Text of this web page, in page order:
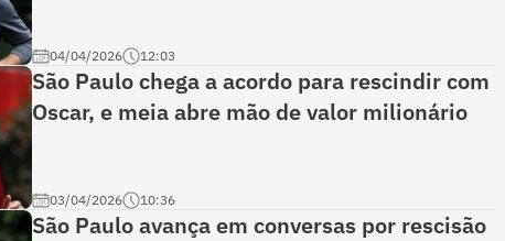
04/04/2026 12:03
São Paulo chega a acordo para rescindir com
Oscar, e meia abre mão de valor milionário
03/04/2026 10:36
São Paulo avança em conversas por rescisão